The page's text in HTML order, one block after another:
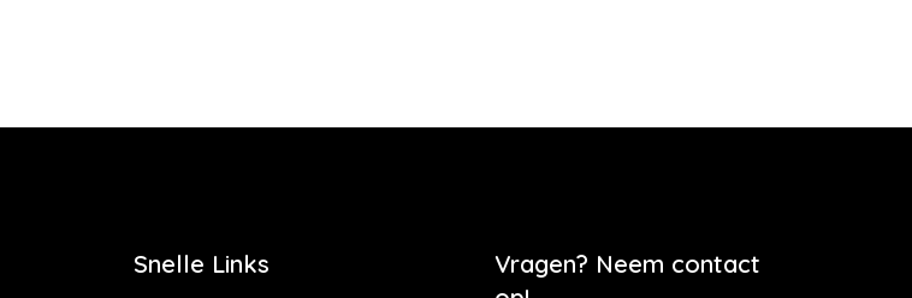
Snelle Links
Vragen? Neem contact